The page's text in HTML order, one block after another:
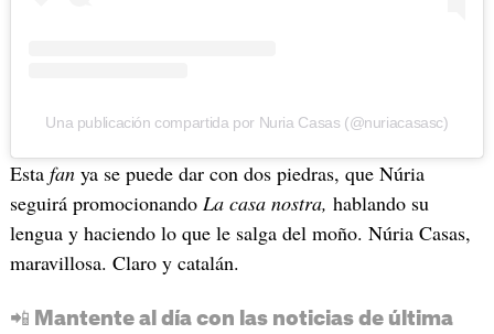
Una publicación compartida por Nuria Casas (@nuriacasasc)
Esta fanya se puede dar con dos piedras, que Núria
seguirá promocionando La casa nostra, hablando su
lengua y haciendo lo que le salga del moño. Núria Casas,
maravillosa. Claro y catalán.
📲 Mantente al día con las noticias de última